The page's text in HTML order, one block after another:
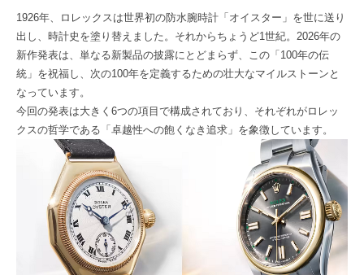
1926年、ロレックスは世界初の防水腕時計「オイスター」を世に送り
出し、時計史を塗り替えました。それからちょうど1世紀。2026年の
新作発表は、単なる新製品の披露にとどまらず、この「100年の伝
統」を祝福し、次の100年を定義するための壮大なマイルストーンと
なっています。
今回の発表は大きく6つの項目で構成されており、それぞれがロレッ
クスの哲学である「卓越性への飽くなき追求」を象徴しています。